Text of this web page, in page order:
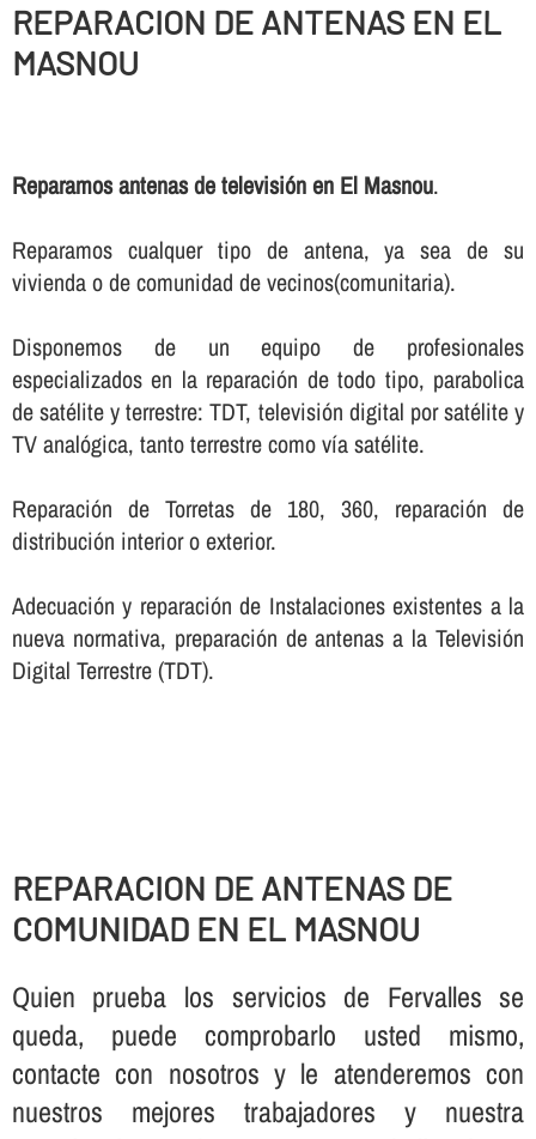
REPARACION DE ANTENAS EN EL
MASNOU
Reparamos antenas de televisión en El Masnou.
Reparamos cualquer tipo de antena, ya sea de su
vivienda o de comunidad de vecinos(comunitaria).
Disponemos de un equipo de profesionales
especializados en la reparación de todo tipo, parabolica
de satélite y terrestre: TDT, televisión digital por satélite y
TV analógica, tanto terrestre como ví­a satélite.
Reparación de Torretas de 180, 360, reparación de
distribución interior o exterior.
Adecuación y reparación de Instalaciones existentes a la
nueva normativa, preparación de antenas a la Televisión
Digital Terrestre (TDT).
REPARACION DE ANTENAS DE
COMUNIDAD EN EL MASNOU
Quien prueba los servicios de Fervalles se
queda, puede comprobarlo usted mismo,
contacte con nosotros y le atenderemos con
nuestros mejores trabajadores y nuestra